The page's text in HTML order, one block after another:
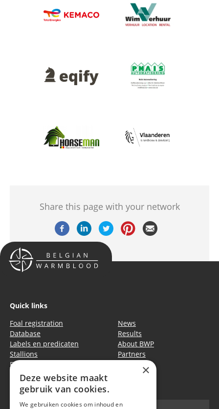
Afbeelding
Afbeelding
Afbeelding Afbeelding
Afbeelding Afbeelding
Share this page with your network
Quick links
Foal registration
Database
Labels en predicaten
Stallions
Events
News
Results
About BWP
Partners
Privacy policy Cookie policy
×
Deze website maakt
gebruik van cookies.
We gebruiken cookies om inhoud en